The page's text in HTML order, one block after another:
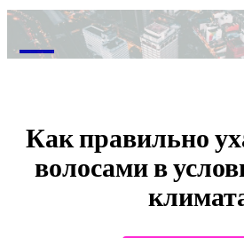
M
Как правильно
волосами в